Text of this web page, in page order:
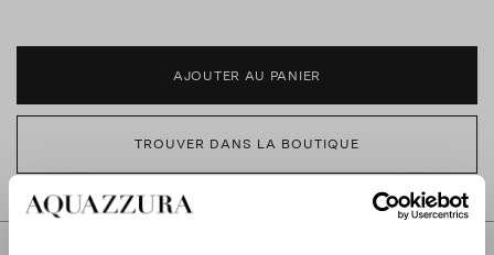
AJOUTER AU PANIER
TROUVER DANS LA BOUTIQUE